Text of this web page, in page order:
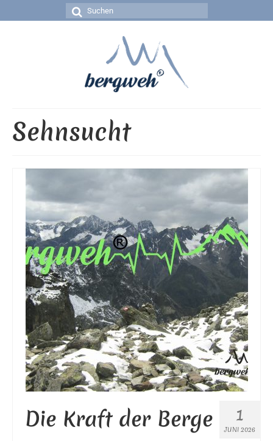
Suchen
Sehnsucht
1
JUNI 2026
Die Kraft der Berge